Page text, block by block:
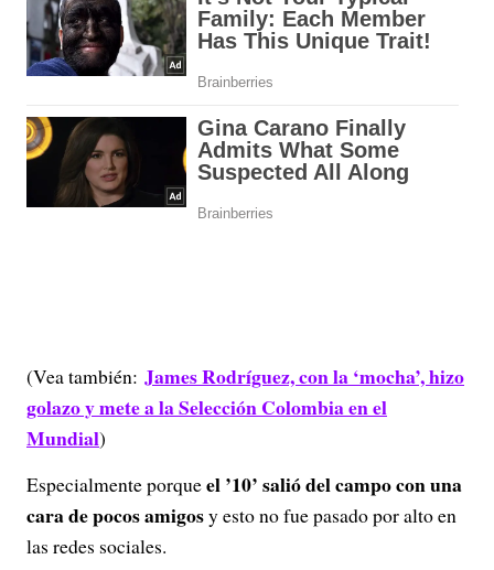
(Vea también: James Rodríguez, con la ‘mocha’, hizo
golazo y mete a la Selección Colombia en el
Mundial)
Especialmente porqueel ’10’ salió del campo con una
cara de pocos amigosy esto no fue pasado por alto en
las redes sociales.